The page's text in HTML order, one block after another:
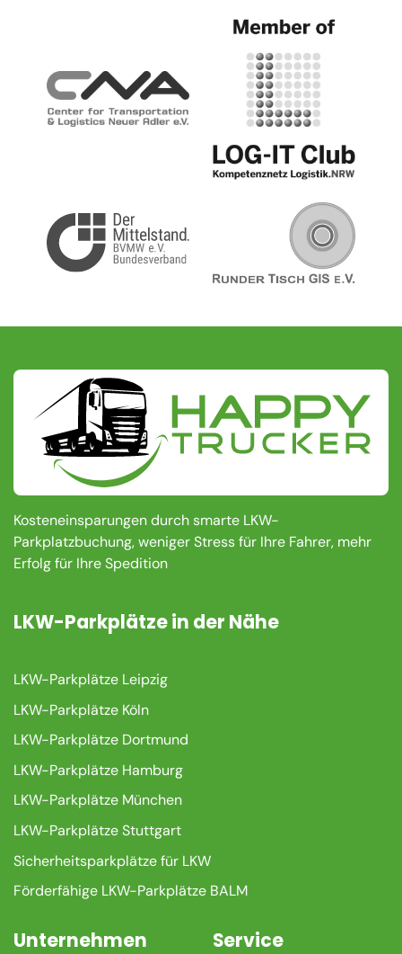
Kosteneinsparungen durch smarte LKW-
Parkplatzbuchung, weniger Stress für Ihre Fahrer, mehr
Erfolg für Ihre Spedition
LKW-Parkplätze in der Nähe
LKW-Parkplätze Leipzig
LKW-Parkplätze Köln
LKW-Parkplätze Dortmund
LKW-Parkplätze Hamburg
LKW-Parkplätze München
LKW-Parkplätze Stuttgart
Sicherheitsparkplätze für LKW
Förderfähige LKW-Parkplätze BALM
Unternehmen Service